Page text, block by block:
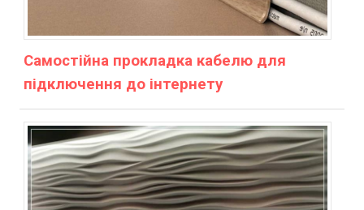
Самостійна прокладка кабелю для
підключення до інтернету